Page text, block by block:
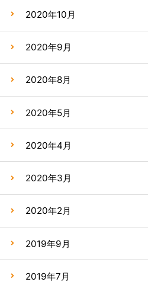
2020年10月
2020年9月
2020年8月
2020年5月
2020年4月
2020年3月
2020年2月
2019年9月
2019年7月